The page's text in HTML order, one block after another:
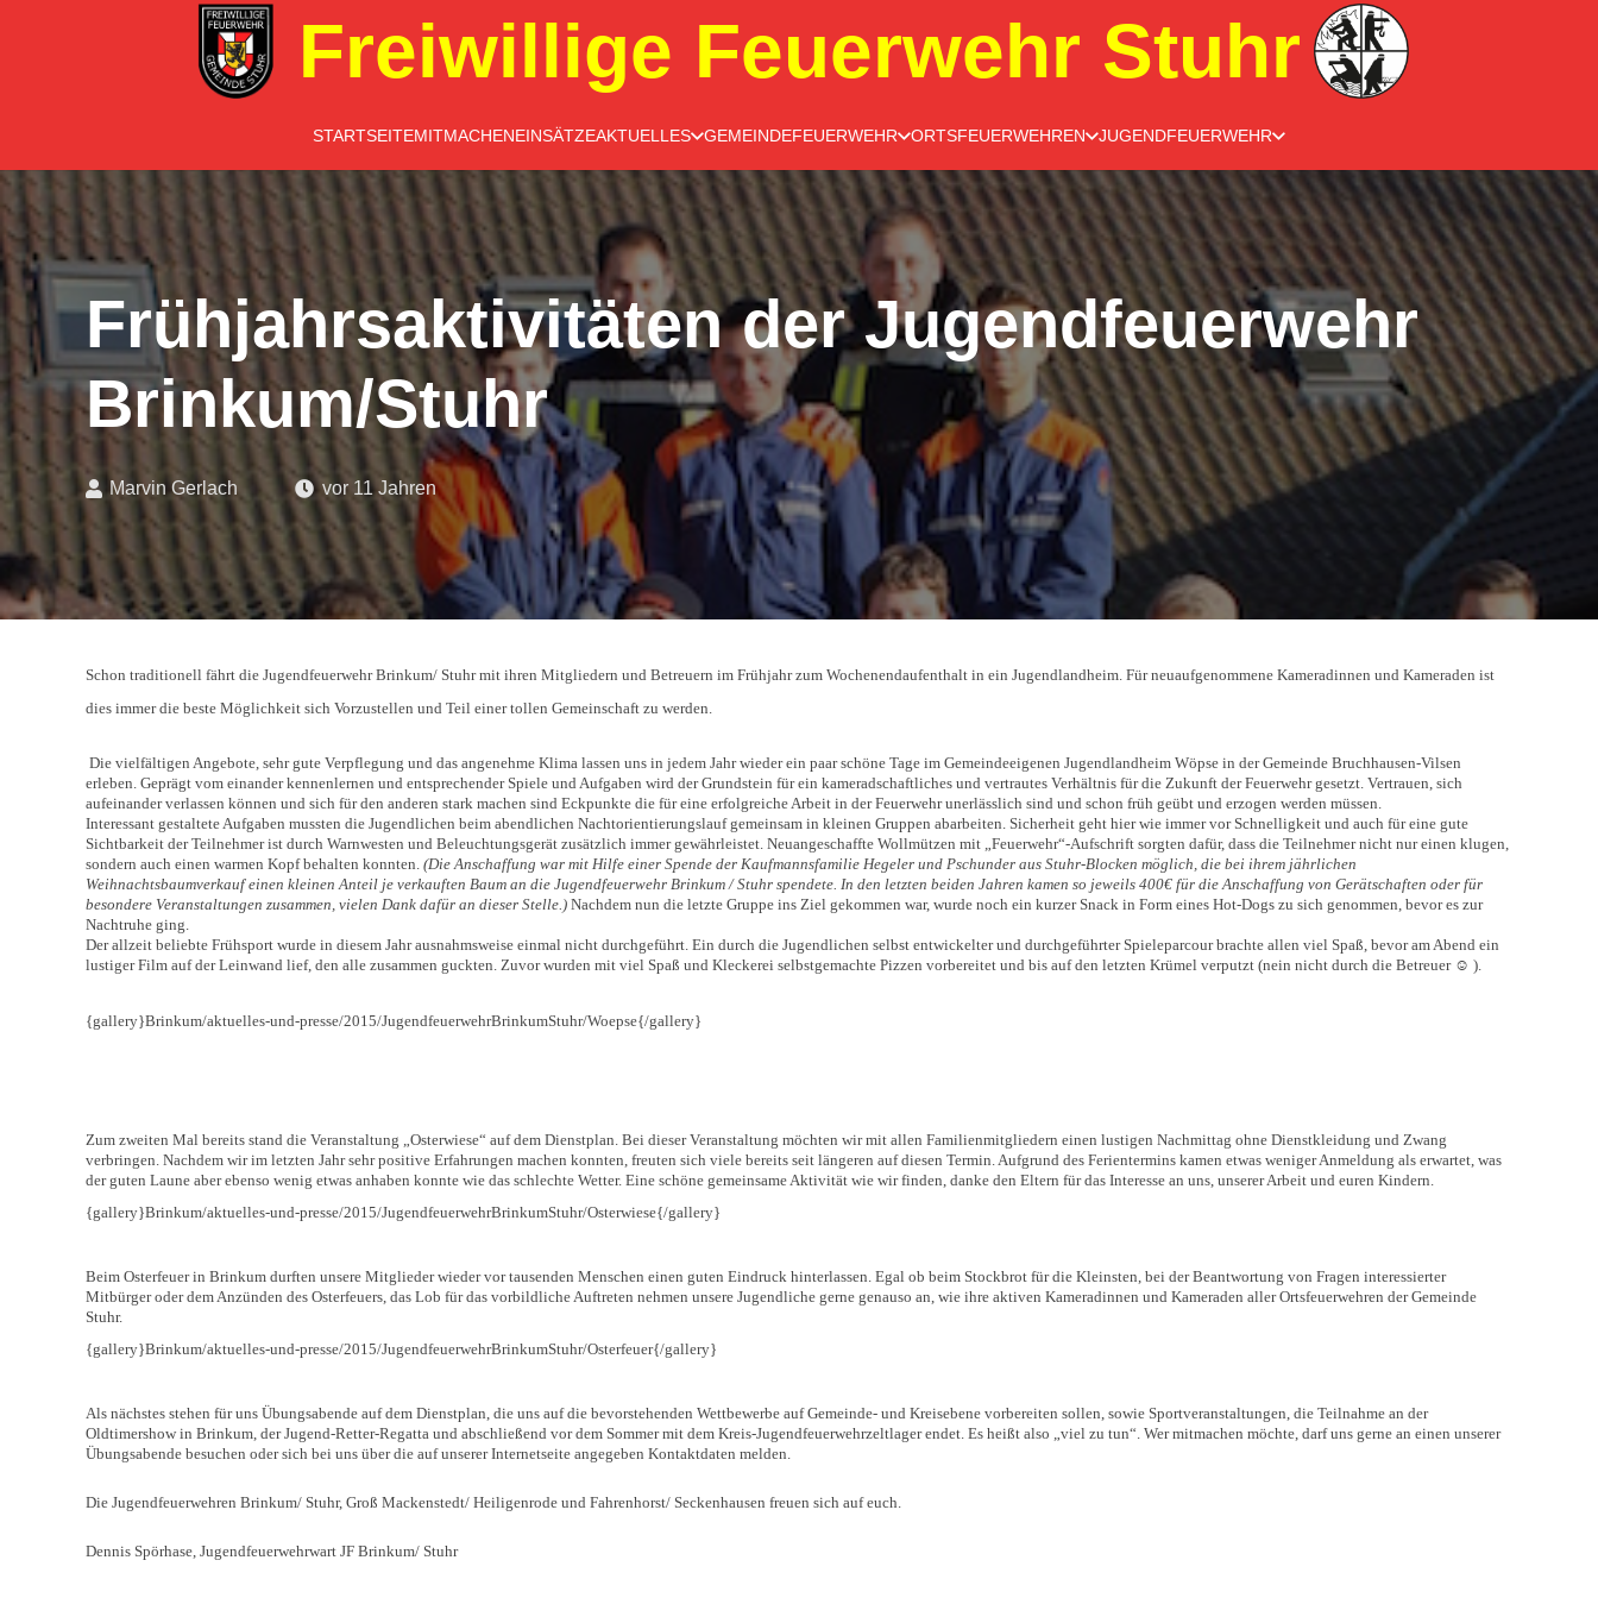
Freiwillige Feuerwehr Stuhr
STARTSEITEMITMACHENEINSÄTZEAKTUELLES GEMEINDEFEUERWEHR ORTSFEUERWEHREN JUGENDFEUERWEHR
Frühjahrsaktivitäten der Jugendfeuerwehr
Brinkum/Stuhr
Marvin Gerlach vor 11 Jahren
Schon traditionell fährt die Jugendfeuerwehr Brinkum/ Stuhr mit ihren Mitgliedern und Betreuern im Frühjahr zum Wochenendaufenthalt in ein Jugendlandheim. Für neuaufgenommene Kameradinnen und Kameraden ist
dies immer die beste Möglichkeit sich Vorzustellen und Teil einer tollen Gemeinschaft zu werden.
Die vielfältigen Angebote, sehr gute Verpflegung und das angenehme Klima lassen uns in jedem Jahr wieder ein paar schöne Tage im Gemeindeeigenen Jugendlandheim Wöpse in der Gemeinde Bruchhausen-Vilsen
erleben. Geprägt vom einander kennenlernen und entsprechender Spiele und Aufgaben wird der Grundstein für ein kameradschaftliches und vertrautes Verhältnis für die Zukunft der Feuerwehr gesetzt. Vertrauen, sich
aufeinander verlassen können und sich für den anderen stark machen sind Eckpunkte die für eine erfolgreiche Arbeit in der Feuerwehr unerlässlich sind und schon früh geübt und erzogen werden müssen.
Interessant gestaltete Aufgaben mussten die Jugendlichen beim abendlichen Nachtorientierungslauf gemeinsam in kleinen Gruppen abarbeiten. Sicherheit geht hier wie immer vor Schnelligkeit und auch für eine gute
Sichtbarkeit der Teilnehmer ist durch Warnwesten und Beleuchtungsgerät zusätzlich immer gewährleistet. Neuangeschaffte Wollmützen mit „Feuerwehr“-Aufschrift sorgten dafür, dass die Teilnehmer nicht nur einen klugen,
sondern auch einen warmen Kopf behalten konnten. (Die Anschaffung war mit Hilfe einer Spende der Kaufmannsfamilie Hegeler und Pschunder aus Stuhr-Blocken möglich, die bei ihrem jährlichen
Weihnachtsbaumverkauf einen kleinen Anteil je verkauften Baum an die Jugendfeuerwehr Brinkum / Stuhr spendete. In den letzten beiden Jahren kamen so jeweils 400€ für die Anschaffung von Gerätschaften oder für
besondere Veranstaltungen zusammen, vielen Dank dafür an dieser Stelle.) Nachdem nun die letzte Gruppe ins Ziel gekommen war, wurde noch ein kurzer Snack in Form eines Hot-Dogs zu sich genommen, bevor es zur
Nachtruhe ging.
Der allzeit beliebte Frühsport wurde in diesem Jahr ausnahmsweise einmal nicht durchgeführt. Ein durch die Jugendlichen selbst entwickelter und durchgeführter Spieleparcour brachte allen viel Spaß, bevor am Abend ein
lustiger Film auf der Leinwand lief, den alle zusammen guckten. Zuvor wurden mit viel Spaß und Kleckerei selbstgemachte Pizzen vorbereitet und bis auf den letzten Krümel verputzt (nein nicht durch die Betreuer ☺ ).
{gallery}Brinkum/aktuelles-und-presse/2015/JugendfeuerwehrBrinkumStuhr/Woepse{/gallery}
Zum zweiten Mal bereits stand die Veranstaltung „Osterwiese“ auf dem Dienstplan. Bei dieser Veranstaltung möchten wir mit allen Familienmitgliedern einen lustigen Nachmittag ohne Dienstkleidung und Zwang
verbringen. Nachdem wir im letzten Jahr sehr positive Erfahrungen machen konnten, freuten sich viele bereits seit längeren auf diesen Termin. Aufgrund des Ferientermins kamen etwas weniger Anmeldung als erwartet, was
der guten Laune aber ebenso wenig etwas anhaben konnte wie das schlechte Wetter. Eine schöne gemeinsame Aktivität wie wir finden, danke den Eltern für das Interesse an uns, unserer Arbeit und euren Kindern.
{gallery}Brinkum/aktuelles-und-presse/2015/JugendfeuerwehrBrinkumStuhr/Osterwiese{/gallery}
Beim Osterfeuer in Brinkum durften unsere Mitglieder wieder vor tausenden Menschen einen guten Eindruck hinterlassen. Egal ob beim Stockbrot für die Kleinsten, bei der Beantwortung von Fragen interessierter
Mitbürger oder dem Anzünden des Osterfeuers, das Lob für das vorbildliche Auftreten nehmen unsere Jugendliche gerne genauso an, wie ihre aktiven Kameradinnen und Kameraden aller Ortsfeuerwehren der Gemeinde
Stuhr.
{gallery}Brinkum/aktuelles-und-presse/2015/JugendfeuerwehrBrinkumStuhr/Osterfeuer{/gallery}
Als nächstes stehen für uns Übungsabende auf dem Dienstplan, die uns auf die bevorstehenden Wettbewerbe auf Gemeinde- und Kreisebene vorbereiten sollen, sowie Sportveranstaltungen, die Teilnahme an der
Oldtimershow in Brinkum, der Jugend-Retter-Regatta und abschließend vor dem Sommer mit dem Kreis-Jugendfeuerwehrzeltlager endet. Es heißt also „viel zu tun“. Wer mitmachen möchte, darf uns gerne an einen unserer
Übungsabende besuchen oder sich bei uns über die auf unserer Internetseite angegeben Kontaktdaten melden.
Die Jugendfeuerwehren Brinkum/ Stuhr, Groß Mackenstedt/ Heiligenrode und Fahrenhorst/ Seckenhausen freuen sich auf euch.
Dennis Spörhase, Jugendfeuerwehrwart JF Brinkum/ Stuhr